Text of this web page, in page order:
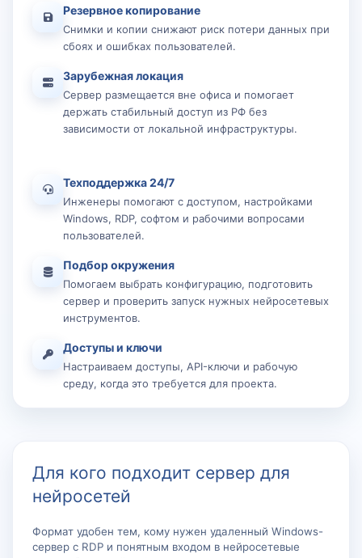
Резервное копирование
Снимки и копии снижают риск потери данных при
сбоях и ошибках пользователей.
Зарубежная локация
Сервер размещается вне офиса и помогает
держать стабильный доступ из РФ без
зависимости от локальной инфраструктуры.
Техподдержка 24/7
Инженеры помогают с доступом, настройками
Windows, RDP, софтом и рабочими вопросами
пользователей.
Подбор окружения
Помогаем выбрать конфигурацию, подготовить
сервер и проверить запуск нужных нейросетевых
инструментов.
Доступы и ключи
Настраиваем доступы, API-ключи и рабочую
среду, когда это требуется для проекта.
Для кого подходит сервер для
нейросетей
Формат удобен тем, кому нужен удаленный Windows-
сервер с RDP и понятным входом в нейросетевые